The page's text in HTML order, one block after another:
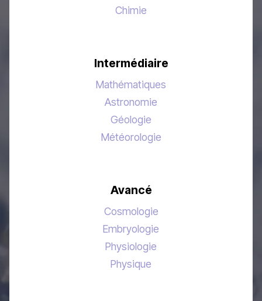
Chimie
Intermédiaire
Mathématiques
Astronomie
Géologie
Météorologie
Avancé
Cosmologie
Embryologie
Physiologie
Physique